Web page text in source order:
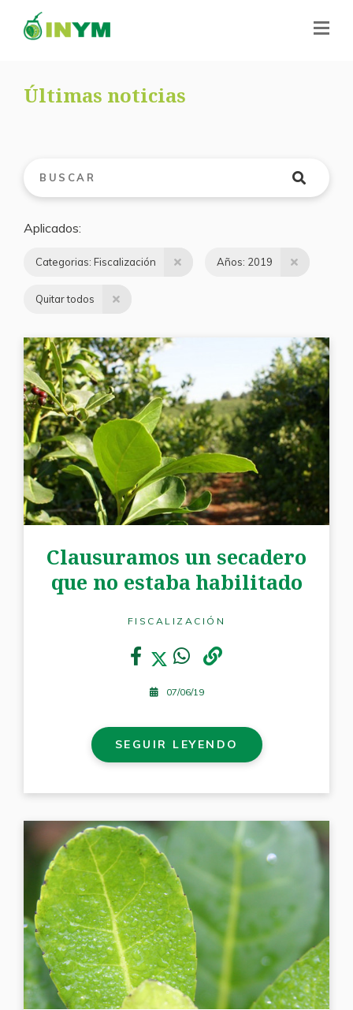
Últimas noticias
Aplicados
Categorias: Fiscalización Años: 2019
Quitar todos
Clausuramos un secadero
que no estaba habilitado
FISCALIZACIÓN
07/06/19
SEGUIR LEYENDO